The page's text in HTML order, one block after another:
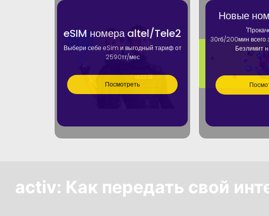
eSIM номера altel/Tele2
Выбери себе eSim и выгодный тариф от
2590тг/мес
Посмотреть
Новые
30гб/200мин всего
Безлимит
activ: Как передать свой